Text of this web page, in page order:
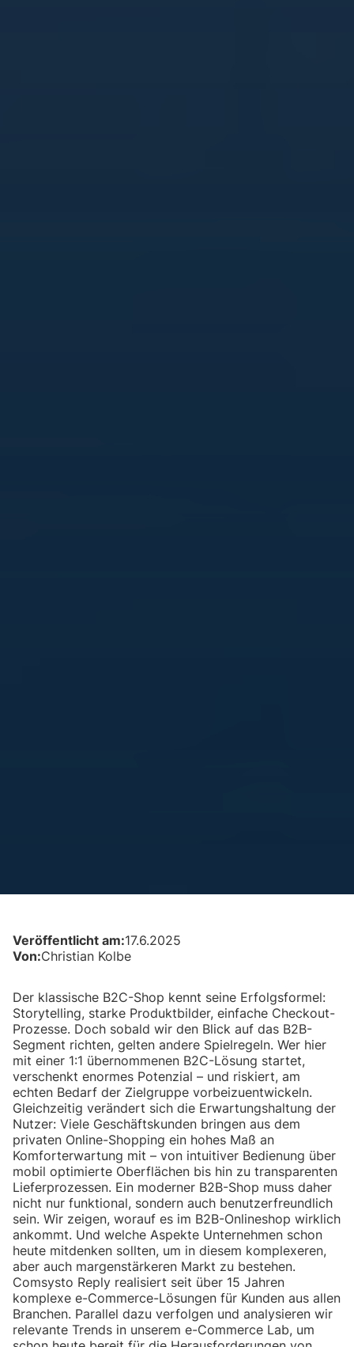
Veröffentlicht am:17.6.2025
Von:Christian Kolbe
Der klassische B2C-Shop kennt seine Erfolgsformel:
Storytelling, starke Produktbilder, einfache Checkout-
Prozesse. Doch sobald wir den Blick auf das B2B-
Segment richten, gelten andere Spielregeln. Wer hier
mit einer 1:1 übernommenen B2C-Lösung startet,
verschenkt enormes Potenzial – und riskiert, am
echten Bedarf der Zielgruppe vorbeizuentwickeln.
Gleichzeitig verändert sich die Erwartungshaltung der
Nutzer: Viele Geschäftskunden bringen aus dem
privaten Online-Shopping ein hohes Maß an
Komforterwartung mit – von intuitiver Bedienung über
mobil optimierte Oberflächen bis hin zu transparenten
Lieferprozessen. Ein moderner B2B-Shop muss daher
nicht nur funktional, sondern auch benutzerfreundlich
sein. Wir zeigen, worauf es im B2B-Onlineshop wirklich
ankommt. Und welche Aspekte Unternehmen schon
heute mitdenken sollten, um in diesem komplexeren,
aber auch margenstärkeren Markt zu bestehen.
Comsysto Reply realisiert seit über 15 Jahren
komplexe e-Commerce-Lösungen für Kunden aus allen
Branchen. Parallel dazu verfolgen und analysieren wir
relevante Trends in unserem e-Commerce Lab, um